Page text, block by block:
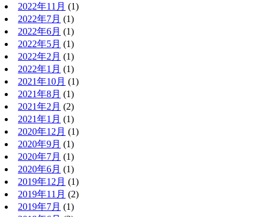
2022年11月 (1)
2022年7月 (1)
2022年6月 (1)
2022年5月 (1)
2022年2月 (1)
2022年1月 (1)
2021年10月 (1)
2021年8月 (1)
2021年2月 (2)
2021年1月 (1)
2020年12月 (1)
2020年9月 (1)
2020年7月 (1)
2020年6月 (1)
2019年12月 (1)
2019年11月 (2)
2019年7月 (1)